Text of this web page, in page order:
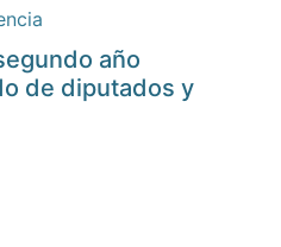
año
de diputados y